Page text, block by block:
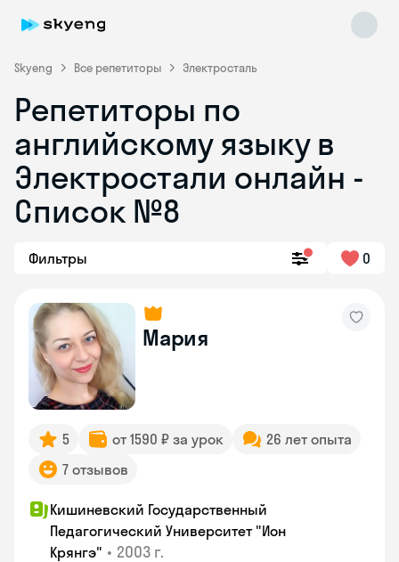
Skyeng Все репетиторы Электросталь
Репетиторы по
английскому языку в
Электростали онлайн -
Список №8
Фильтры 0
Мария
5 от 1590 ₽ за урок
26 лет опыта
7 отзывов
Кишиневский Государственный
Педагогический Университет "Ион
Крянгэ" • 2003 г.